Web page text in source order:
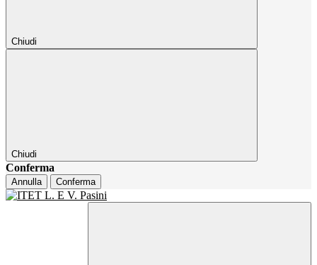
Chiudi
Chiudi
Conferma
Annulla Conferma